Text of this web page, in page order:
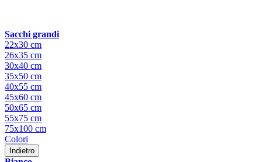
Sacchi grandi
22x30 cm
26x35 cm
30x40 cm
35x50 cm
40x55 cm
45x60 cm
50x65 cm
55x75 cm
75x100 cm
Colori
Indietro